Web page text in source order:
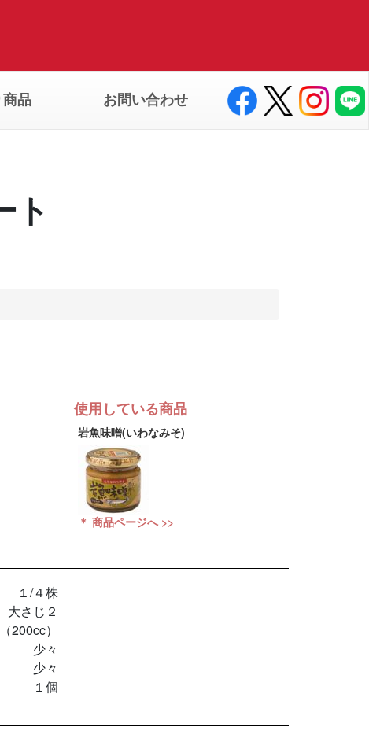
商品 お問い合わせ
ト
使用している商品
岩魚味噌(いわなみそ)
＊ 商品ページへ >>
１/４株
大さじ２
200cc）
少々
少々
１個